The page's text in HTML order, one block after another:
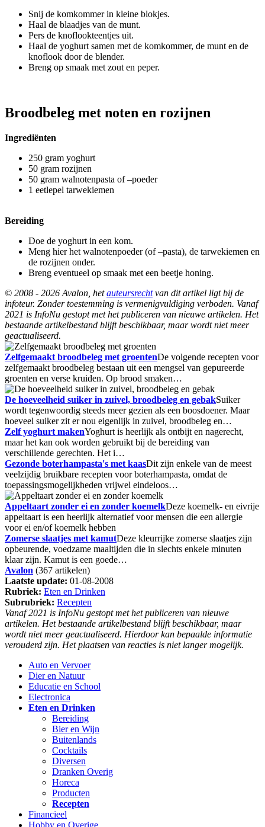
Snij de komkommer in kleine blokjes.
Haal de blaadjes van de munt.
Pers de knoflookteentjes uit.
Haal de yoghurt samen met de komkommer, de munt en de
knoflook door de blender.
Breng op smaak met zout en peper.
Broodbeleg met noten en rozijnen
Ingrediënten
250 gram yoghurt
50 gram rozijnen
50 gram walnotenpasta of –poeder
1 eetlepel tarwekiemen
Bereiding
Doe de yoghurt in een kom.
Meng hier het walnotenpoeder (of –pasta), de tarwekiemen en
de rozijnen onder.
Breng eventueel op smaak met een beetje honing.
© 2008 - 2026 Avalon, hetauteursrechtvan dit artikel ligt bij de
infoteur. Zonder toestemming is vermenigvuldiging verboden. Vanaf
2021 is InfoNu gestopt met het publiceren van nieuwe artikelen. Het
bestaande artikelbestand blijft beschikbaar, maar wordt niet meer
geactualiseerd.
Zelfgemaakt broodbeleg met groentenDe volgende recepten voor
zelfgemaakt broodbeleg bestaan uit een mengsel van gepureerde
groenten en verse kruiden. Op brood smaken…
De hoeveelheid suiker in zuivel, broodbeleg en gebakSuiker
wordt tegenwoordig steeds meer gezien als een boosdoener. Maar
hoeveel suiker zit er nou eigenlijk in zuivel, broodbeleg en…
Zelf yoghurt makenYoghurt is heerlijk als ontbijt en nagerecht,
maar het kan ook worden gebruikt bij de bereiding van
verschillende gerechten. Het i…
Gezonde boterhampasta's met kaasDit zijn enkele van de meest
veelzijdig bruikbare recepten voor boterhampasta, omdat de
toepassingsmogelijkheden vrijwel eindeloos…
Appeltaart zonder ei en zonder koemelkDeze koemelk- en eivrije
appeltaart is een heerlijk alternatief voor mensen die een allergie
voor ei en/of koemelk hebben
Zomerse slaatjes met kamutDeze kleurrijke zomerse slaatjes zijn
opbeurende, voedzame maaltijden die in slechts enkele minuten
klaar zijn. Kamut is een goede…
Avalon (367 artikelen)
Laatste update: 01-08-2008
Rubriek: Eten en Drinken
Subrubriek: Recepten
Vanaf 2021 is InfoNu gestopt met het publiceren van nieuwe
artikelen. Het bestaande artikelbestand blijft beschikbaar, maar
wordt niet meer geactualiseerd. Hierdoor kan bepaalde informatie
verouderd zijn. Het plaatsen van reacties is niet langer mogelijk.
Auto en Vervoer
Dier en Natuur
Educatie en School
Electronica
Eten en Drinken
Bereiding
Bier en Wijn
Buitenlands
Cocktails
Diversen
Dranken Overig
Horeca
Producten
Recepten
Financieel